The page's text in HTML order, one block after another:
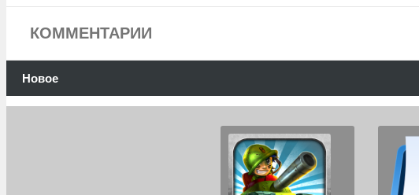
КОММЕНТАРИИ
Новое